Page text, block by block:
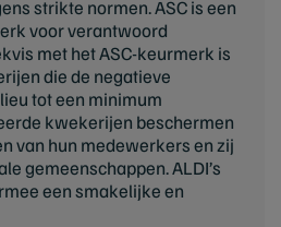
strikte normen. ASC is een
voor verantwoord
met het ASC-keurmerk is
die de negatieve
tot een minimum
kwekerijen beschermen
van hun medewerkers en zij
gemeenschappen. ALDI’s
een smakelijke en